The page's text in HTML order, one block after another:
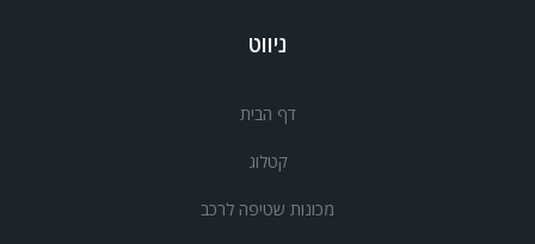
ניווט
דף הבית
קטלוג
מכונות שטיפה לרכב